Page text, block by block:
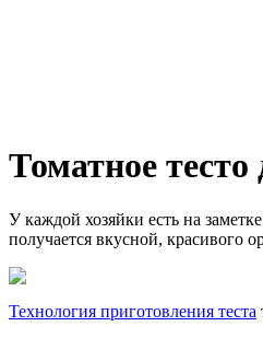
Томатное
У каждой хозяйки есть на
получается вкусной, красивого
Технология приготовления теста